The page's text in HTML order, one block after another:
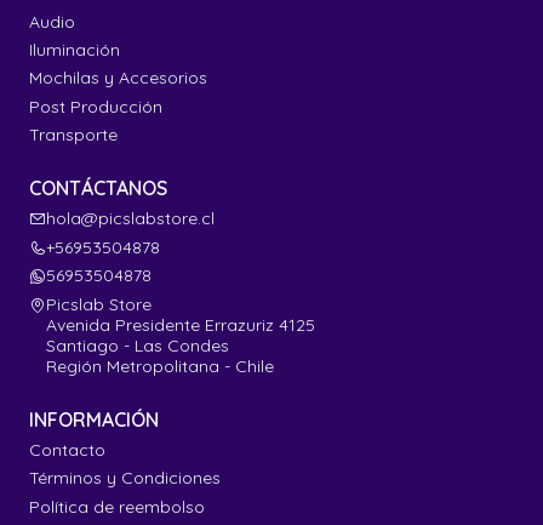
Audio
Iluminación
Mochilas y Accesorios
Post Producción
Transporte
CONTÁCTANOS
hola@picslabstore.cl
+56953504878
56953504878
Picslab Store
Avenida Presidente Errazuriz 4125
Santiago - Las Condes
Región Metropolitana - Chile
INFORMACIÓN
Contacto
Términos y Condiciones
Política de reembolso